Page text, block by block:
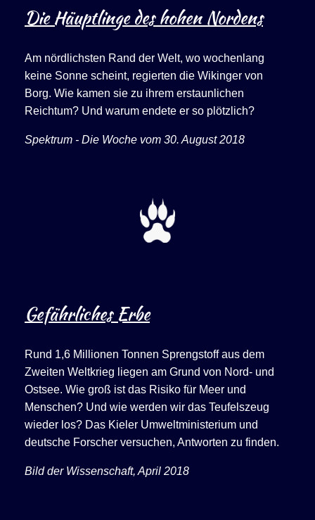
Die Häuptlinge des hohen Nordens
Am nördlichsten Rand der Welt, wo wochenlang
keine Sonne scheint, regierten die Wikinger von
Borg. Wie kamen sie zu ihrem erstaunlichen
Reichtum? Und warum endete er so plötzlich?
Spektrum - Die Woche vom 30. August 2018
Gefährliches Erbe
Rund 1,6 Millionen Tonnen Sprengstoff aus dem
Zweiten Weltkrieg liegen am Grund von Nord- und
Ostsee. Wie groß ist das Risiko für Meer und
Menschen? Und wie werden wir das Teufelszeug
wieder los? Das Kieler Umweltministerium und
deutsche Forscher versuchen, Antworten zu finden.
Bild der Wissenschaft, April 2018